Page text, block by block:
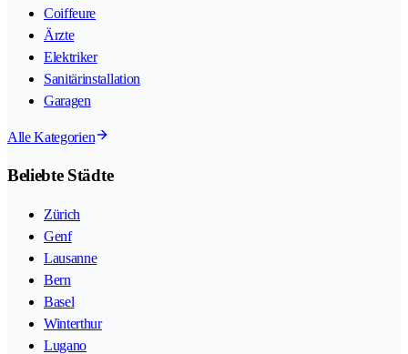
Coiffeure
Ärzte
Elektriker
Sanitärinstallation
Garagen
Alle Kategorien
Beliebte Städte
Zürich
Genf
Lausanne
Bern
Basel
Winterthur
Lugano